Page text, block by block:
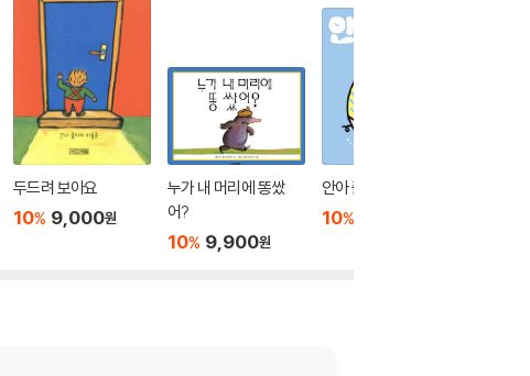
두드려 보아요
10% 9,000원
누가 내 머리에 똥쌌
어?
10% 9,900원
안아 줄게
10%